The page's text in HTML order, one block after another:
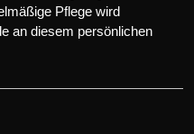
Pflege wird
an diesem persönlichen